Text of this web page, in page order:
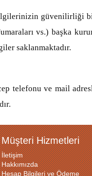
güvenilirliği
vs.) başka
saklanmaktadır.
cep telefonu ve mail
Müşteri Hizmetleri
İletişim
Hakkımızda
Hesap Bilgileri ve Ödeme